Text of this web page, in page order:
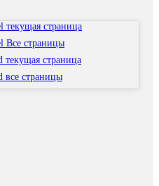
текущая страница
Все страницы
текущая страница
все страницы